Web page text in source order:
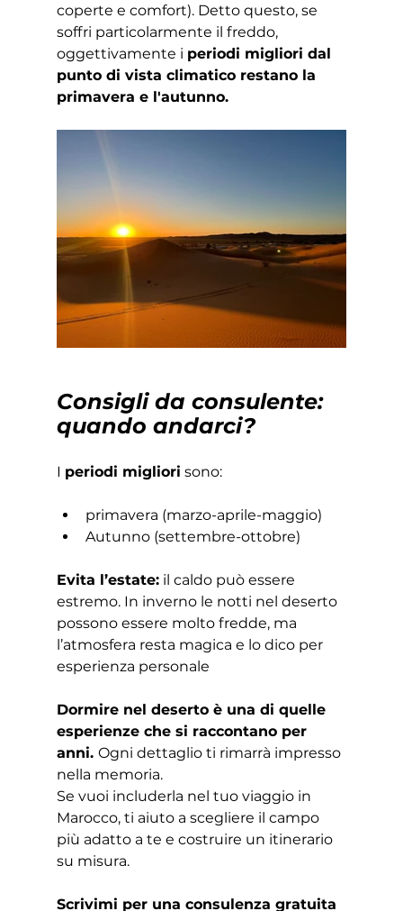
coperte e comfort). Detto questo, se
soffri particolarmente il freddo,
oggettivamente i periodi migliori dal
punto di vista climatico restano la
primavera e l'autunno.
Consigli da consulente:
quando andarci?
I periodi migliori sono:
primavera (marzo-aprile-maggio)
Autunno (settembre-ottobre)
Evita l’estate: il caldo può essere
estremo. In inverno le notti nel deserto
possono essere molto fredde, ma
l’atmosfera resta magica e lo dico per
esperienza personale
Dormire nel deserto è una di quelle
esperienze che si raccontano per
anni. Ogni dettaglio ti rimarrà impresso
nella memoria.
Se vuoi includerla nel tuo viaggio in
Marocco, ti aiuto a scegliere il campo
più adatto a te e costruire un itinerario
su misura.
Scrivimi per una consulenza gratuita